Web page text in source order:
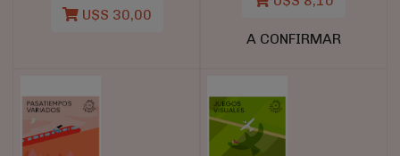
U$S 30,00
A CONFIRMAR